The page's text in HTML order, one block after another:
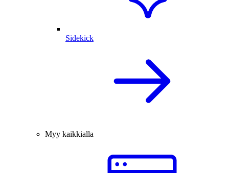
Sidekick
Myy kaikkialla